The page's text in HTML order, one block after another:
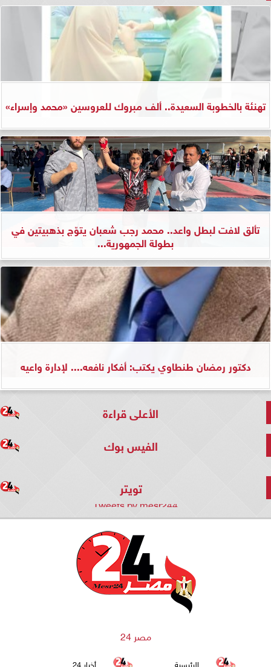
تهنئة بالخطوبة السعيدة.. ألف مبروك للعروسين «محمد وإسراء»
تألق لافت لبطل واعد.. محمد رجب شعبان يتوّج بذهبيتين في
بطولة الجمهورية...
دكتور رمضان طنطاوي يكتب: أفكار نافعه.... لإدارة واعيه
الأعلى قراءة
الفيس بوك
تويتر
Tweets by mesr244
مصر 24
الرئيسية أخبار 24